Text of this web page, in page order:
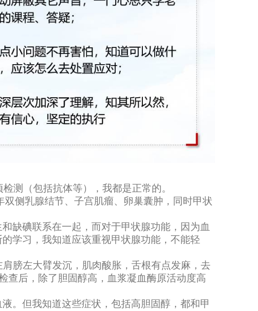
测（包括抗体等），我都是正常的。
侧乳腺结节、子宫肌瘤、卵巢囊肿，同时甲状
缺碘联系在一起，而对于甲状腺功能，因为血
学习，我知道应该重视甲状腺功能，不能轻
膀左大臂发沉，肌肉酸胀，舌根有点发麻，去
查后，除了胆固醇高，血浆凝血酶原活动度高
。 但我知道这些症状，包括高胆固醇，都和甲